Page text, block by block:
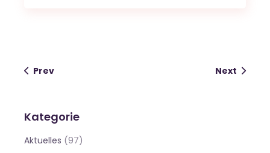
Prev Next
Kategorie
Aktuelles (97)